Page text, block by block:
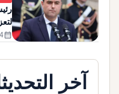
calendar_month
آخر